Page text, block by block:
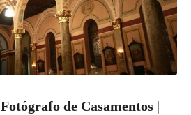
Fotógrafo de Casamentos |